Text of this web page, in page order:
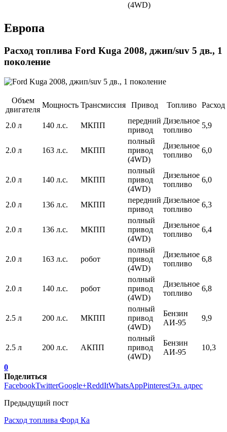
(4WD)
Европа
Расход топлива Ford Kuga 2008, джип/suv 5 дв., 1
поколение
Объем
двигателя
Мощность Трансмиссия Привод Топливо Расход
2.0 л 140 л.с. МКПП
передний
привод
Дизельное
топливо
5,9
2.0 л 163 л.с. МКПП
полный
привод
(4WD)
Дизельное
топливо
6,0
2.0 л 140 л.с. МКПП
полный
привод
(4WD)
Дизельное
топливо
6,0
2.0 л 136 л.с. МКПП
передний
привод
Дизельное
топливо
6,3
2.0 л 136 л.с. МКПП
полный
привод
(4WD)
Дизельное
топливо
6,4
2.0 л 163 л.с. робот
полный
привод
(4WD)
Дизельное
топливо
6,8
2.0 л 140 л.с. робот
полный
привод
(4WD)
Дизельное
топливо
6,8
2.5 л 200 л.с. МКПП
полный
привод
(4WD)
Бензин
АИ-95
9,9
2.5 л 200 л.с. АКПП
полный
привод
(4WD)
Бензин
АИ-95
10,3
0
Поделиться
FacebookTwitterGoogle+ReddItWhatsAppPinterestЭл. адрес
Предыдущий пост
Расход топлива Форд Ка